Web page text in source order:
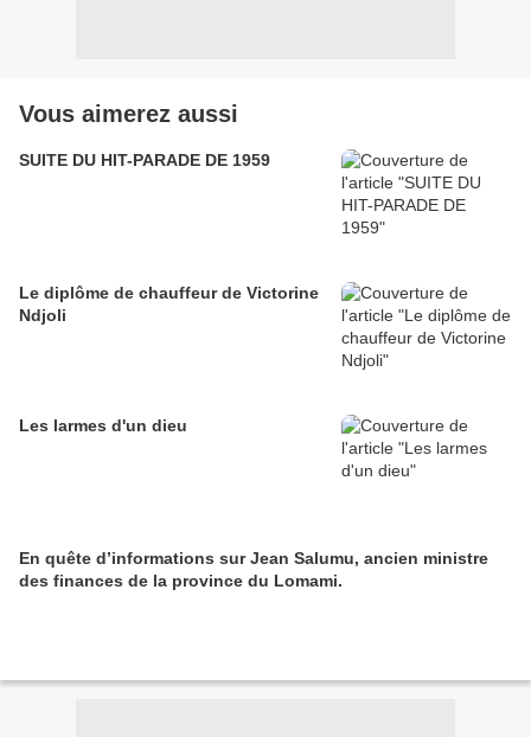
Vous aimerez aussi
SUITE DU HIT-PARADE DE 1959
Le diplôme de chauffeur de Victorine
Ndjoli
Les larmes d'un dieu
En quête d’informations sur Jean Salumu, ancien ministre
des finances de la province du Lomami.